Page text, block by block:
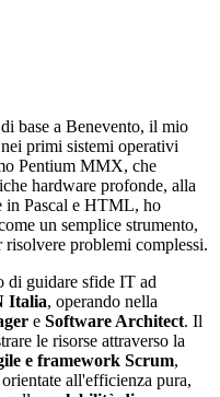
base a Benevento, il mio
primi sistemi operativi
Pentium MMX, che
hardware profonde, alla
in Pascal e HTML, ho
un semplice strumento,
risolvere problemi complessi.
guidare sfide IT ad
Italia, operando nella
e Software Architect. Il
le risorse attraverso la
e framework Scrum,
all'efficienza pura,